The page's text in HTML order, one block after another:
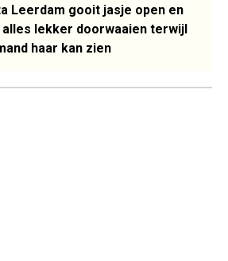
Leerdam gooit jasje open en
alles lekker doorwaaien terwijl
haar kan zien